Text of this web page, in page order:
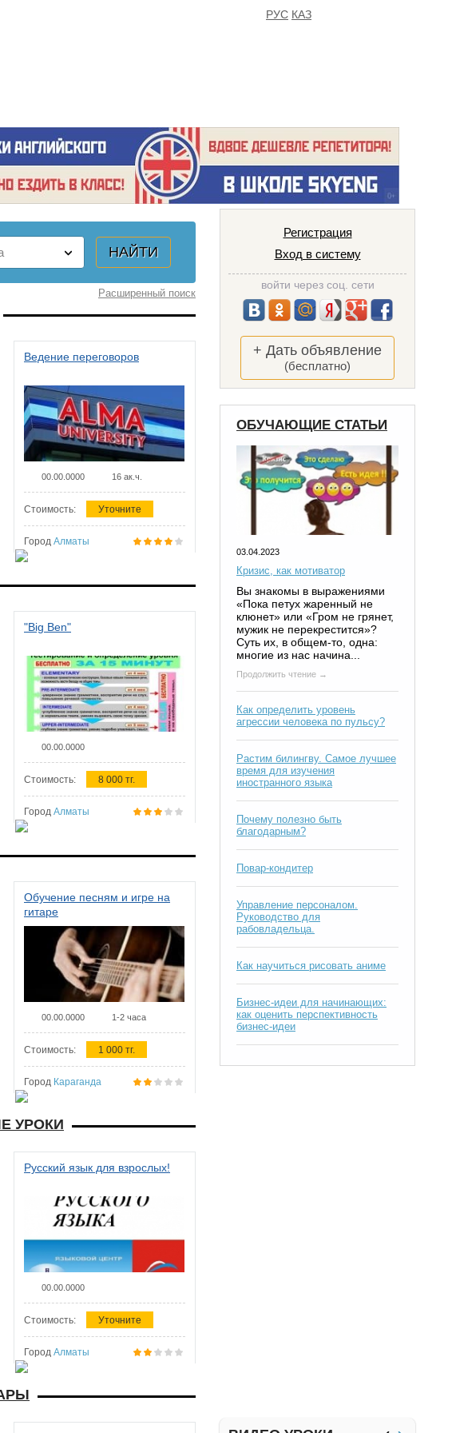
РУС КАЗ
Расширенный поиск
Ведение переговоров
00.00.0000 16 ак.ч.
Стоимость: Уточните
Город Алматы
"Big Ben"
00.00.0000
Стоимость: 8 000 тг.
Город Алматы
Обучение песням и игре на
гитаре
00.00.0000 1-2 часа
Стоимость: 1 000 тг.
Город Караганда
УРОКИ
Русский язык для взрослых!
00.00.0000
Стоимость: Уточните
Город Алматы
Регистрация
Вход в систему
войти через соц. сети
+ Дать объявление
(бесплатно)
ОБУЧАЮЩИЕ СТАТЬИ
03.04.2023
Кризис, как мотиватор
Вы знакомы в выражениями
«Пока петух жаренный не
клюнет» или «Гром не грянет,
мужик не перекрестится»?
Суть их, в общем-то, одна:
многие из нас начина...
Продолжить чтение →
Как определить уровень
агрессии человека по пульсу?
Растим билингву. Самое лучшее
время для изучения
иностранного языка
Почему полезно быть
благодарным?
Повар-кондитер
Управление персоналом.
Руководство для
рабовладельца.
Как научиться рисовать аниме
Бизнес-идеи для начинающих:
как оценить перспективность
бизнес-идеи